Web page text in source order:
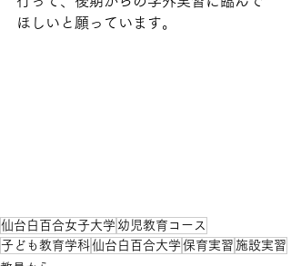
ほしいと願っています。
仙台白百合女子大学幼児教育コース
子ども教育学科仙台白百合大学保育実習 施設実習